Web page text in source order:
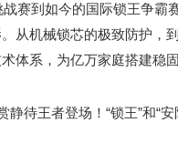
赛到如今的国际锁王争霸
从机械锁芯的极致防护，
体系，为亿万家庭搭建稳
待王者登场！“锁王”和“